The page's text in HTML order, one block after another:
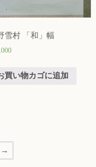
雪村 「和」幅
買い物カゴに追加
→